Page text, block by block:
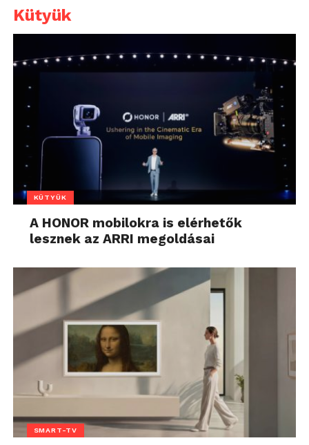
Kütyük
KÜTYÜK
A HONOR mobilokra is elérhetők
lesznek az ARRI megoldásai
SMART-TV